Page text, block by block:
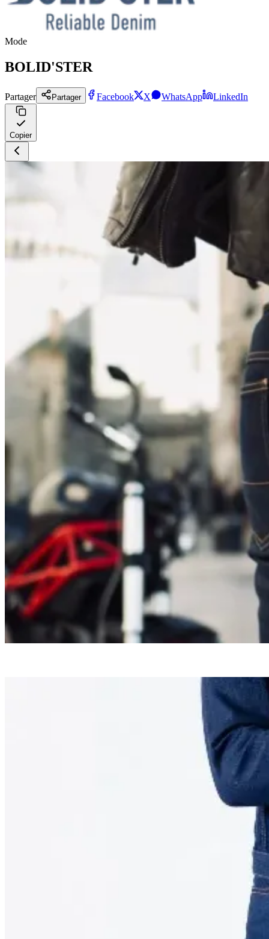
Mode
BOLID'STER
Partager Partager Facebook X WhatsApp LinkedIn
Copier